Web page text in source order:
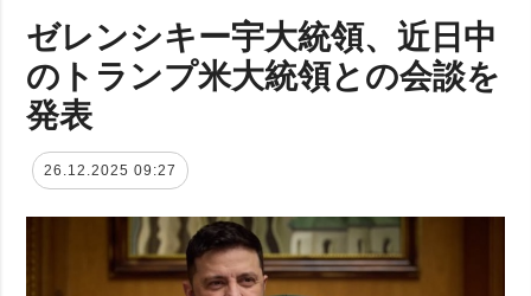
ゼレンシキー宇大統領、近日中
のトランプ米大統領との会談を
発表
26.12.2025 09:27